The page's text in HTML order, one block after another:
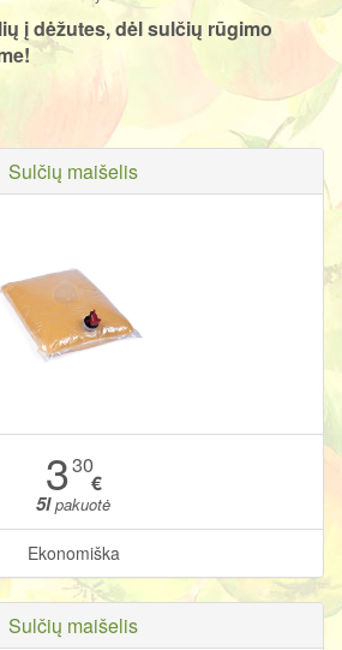
į dėžutes, dėl sulčių rūgimo
Sulčių maišelis
330
€
5lpakuotė
Ekonomiška
Sulčių maišelis